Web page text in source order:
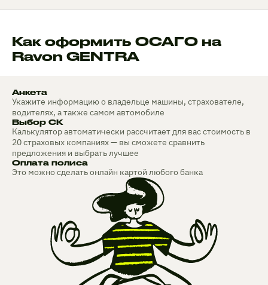
Как оформить ОСАГО на
Ravon GENTRA
Анкета
Укажите информацию о владельце машины, страхователе,
водителях, а также самом автомобиле
Выбор СК
Калькулятор автоматически рассчитает для вас стоимость в
20 страховых компаниях — вы сможете сравнить
предложения и выбрать лучшее
Оплата полиса
Это можно сделать онлайн картой любого банка